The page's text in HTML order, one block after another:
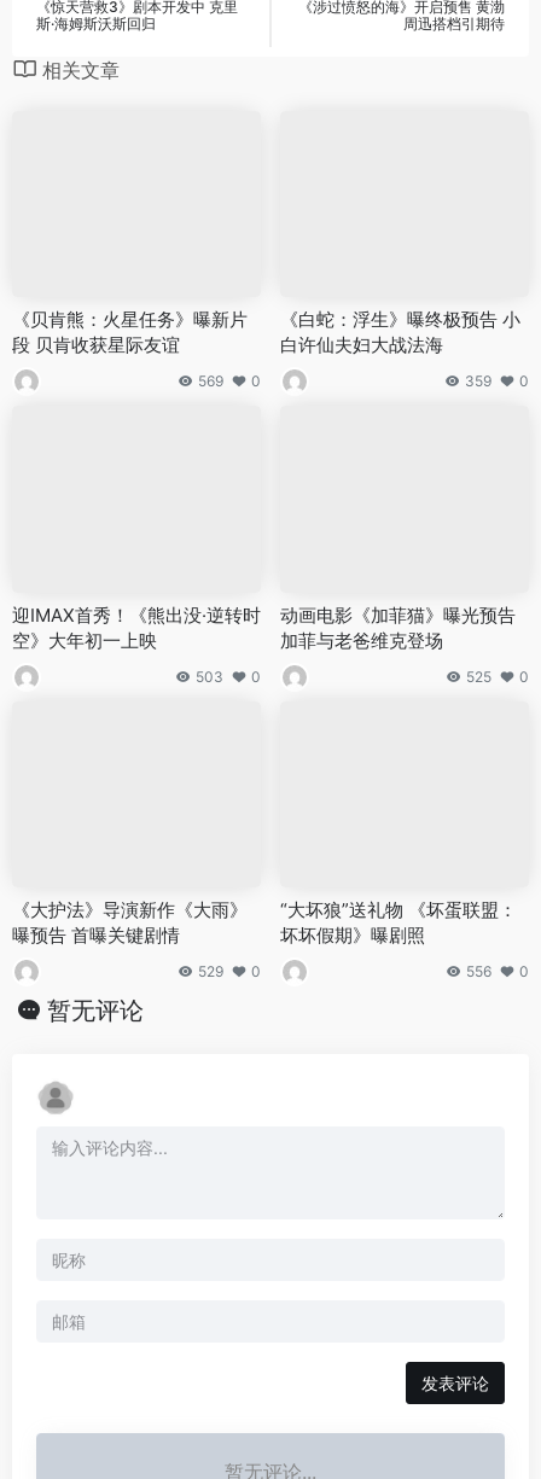
《惊天营救3》剧本开发中 克里
斯·海姆斯沃斯回归
《涉过愤怒的海》开启预售 黄渤
周迅搭档引期待
相关文章
《贝肯熊：火星任务》曝新片
段 贝肯收获星际友谊
569 0
《白蛇：浮生》曝终极预告 小
白许仙夫妇大战法海
359 0
迎IMAX首秀！《熊出没·逆转时
空》大年初一上映
503 0
动画电影《加菲猫》曝光预告
加菲与老爸维克登场
525 0
《大护法》导演新作《大雨》
曝预告 首曝关键剧情
529 0
“大坏狼”送礼物 《坏蛋联盟：
坏坏假期》曝剧照
556 0
暂无评论
发表评论
暂无评论...